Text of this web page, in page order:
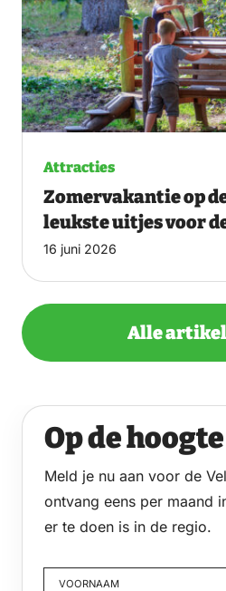
Attracties
Zomervakantie op
leukste uitjes voor
16 juni 2026
Alle
Op de
Meld je nu aan voor de
ontvang eens per maand
er te doen is in de regio.
VOORNAAM